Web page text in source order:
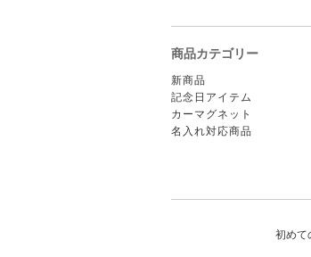
商品カテゴリー
新商品
記念日アイテム
カーマグネット
名入れ対応商品
初めて